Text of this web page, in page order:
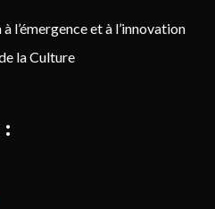
l’émergence et à l’innovation
la Culture